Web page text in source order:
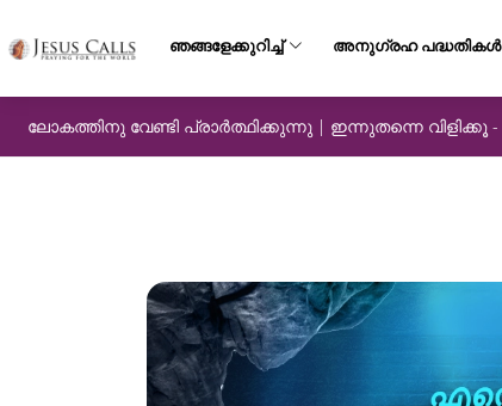
ഞങ്ങളേക്കുറിച്ച് അനുഗ്രഹ പദ്ധതികൾ
ലോകത്തിനു വേണ്ടി പ്രാർത്ഥിക്കുന്നു | ഇന്നുതന്നെ വിളിക്കൂ -